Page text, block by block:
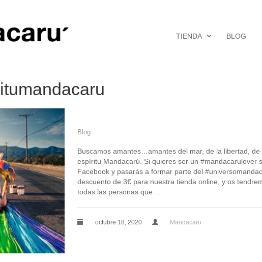
TIENDA BLOG
Blog
Buscamos amantes…amantes del mar, de la libertad,
espíritu Mandacarú. Si quieres ser un
Facebook y pasarás a formar parte del
descuento de 3€ para nuestra tienda online, y os
todas las personas que…
octubre 18, 2020 Mandacaru